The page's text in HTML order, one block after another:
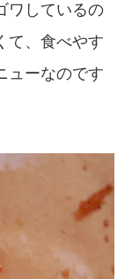
ワしているの
て、食べやす
ューなのです